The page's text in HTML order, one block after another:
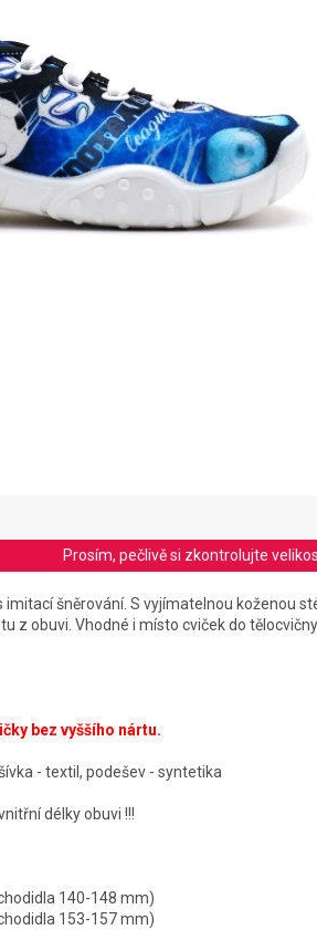
Prosím, pečlivě si zkontrolujte
šněrování. S vyjímatelnou koženou
z obuvi. Vhodné i místo cviček do
bez vyššího nártu.
- textil, podešev - syntetika
délky obuvi !!!
140-148 mm)
153-157 mm)